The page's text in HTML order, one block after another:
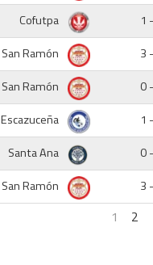
Cofutpa 1
San Ramón 3
San Ramón 0
Escazuceña 1
Santa Ana 0
San Ramón 3
1 2